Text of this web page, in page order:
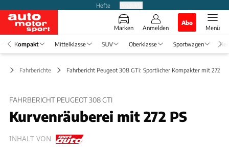
Hefte
Marken Anmelden
Abo
Menü
Kompakt Mittelklasse SUV Oberklasse Sportwagen
Fahrberichte Fahrbericht Peugeot 308 GTi: Sportlicher Kompakter mit 272 PS
FAHRBERICHT PEUGEOT 308 GTI
Kurvenräuberei mit 272 PS
INHALT VON